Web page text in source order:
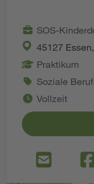
SOS-
45127
Praktikum
Soziale
Vollzeit